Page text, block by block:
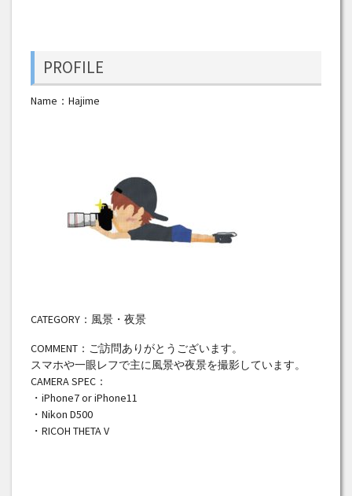
PROFILE
Name：Hajime
CATEGORY：風景・夜景
COMMENT：ご訪問ありがとうございます。
スマホや一眼レフで主に風景や夜景を撮影しています。
CAMERA SPEC：
・iPhone7 or iPhone11
・Nikon D500
・RICOH THETA V